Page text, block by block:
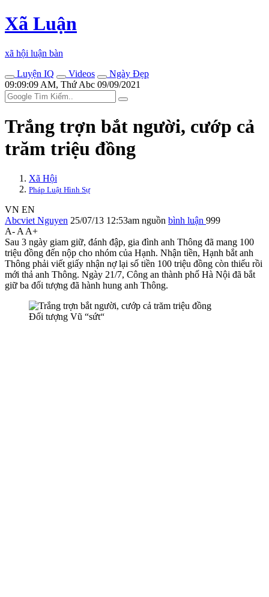
Xã Luận
xã hội luận bàn
Luyện IQ
Videos
Ngày Đẹp
09:09:09 AM, Thứ Abc 09/09/2021
Trắng trợn bắt người, cướp cả
trăm triệu đồng
Xã Hội
Pháp Luật Hình Sự
VN EN
Abcviet Nguyen 25/07/13 12:53am nguồn bình luận 999
A- A A+
Sau 3 ngày giam giữ, đánh đập, gia đình anh Thông đã mang 100
triệu đồng đến nộp cho nhóm của Hạnh. Nhận tiền, Hạnh bắt anh
Thông phải viết giấy nhận nợ lại số tiền 100 triệu đồng còn thiếu rồi
mới thả anh Thông. Ngày 21/7, Công an thành phố Hà Nội đã bắt
giữ ba đối tượng đã hành hung anh Thông.
Đối tượng Vũ “sứt“